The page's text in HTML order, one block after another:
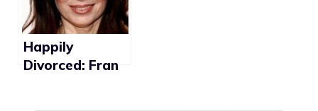
Happily
Divorced: Fran